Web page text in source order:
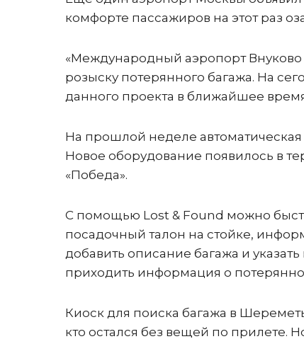
комфорте пассажиров на этот раз
«Международный аэропорт Внуково
розыску потерянного багажа. На
данного проекта в ближайшее
На прошлой неделе автоматическая
Новое оборудование появилось в
«Победа».
С помощью Lost & Found можно
посадочный талон на стойке,
добавить описание багажа и
приходить информация о
Киоск для поиска багажа в
кто остался без вещей по прилете.